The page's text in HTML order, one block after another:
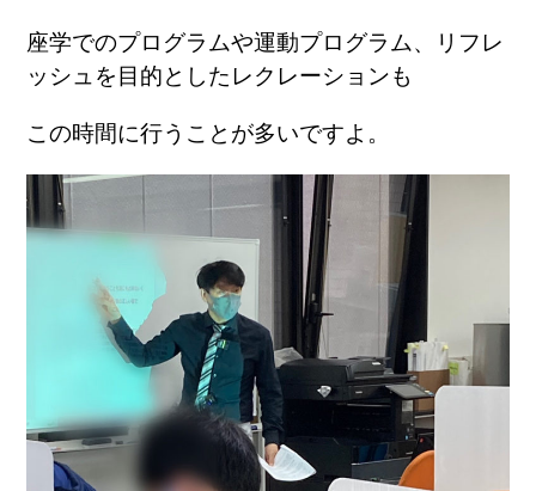
座学でのプログラムや運動プログラム、リフレ
ッシュを目的としたレクレーションも
この時間に行うことが多いですよ。